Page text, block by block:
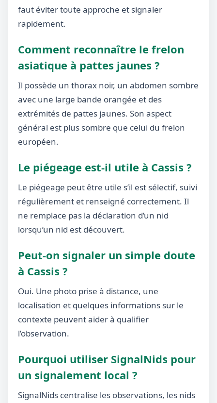
faut éviter toute approche et signaler
rapidement.
Comment reconnaître le frelon
asiatique à pattes jaunes ?
Il possède un thorax noir, un abdomen sombre
avec une large bande orangée et des
extrémités de pattes jaunes. Son aspect
général est plus sombre que celui du frelon
européen.
Le piégeage est-il utile à Cassis ?
Le piégeage peut être utile s’il est sélectif, suivi
régulièrement et renseigné correctement. Il
ne remplace pas la déclaration d’un nid
lorsqu’un nid est découvert.
Peut-on signaler un simple doute
à Cassis ?
Oui. Une photo prise à distance, une
localisation et quelques informations sur le
contexte peuvent aider à qualifier
l’observation.
Pourquoi utiliser SignalNids pour
un signalement local ?
SignalNids centralise les observations, les nids